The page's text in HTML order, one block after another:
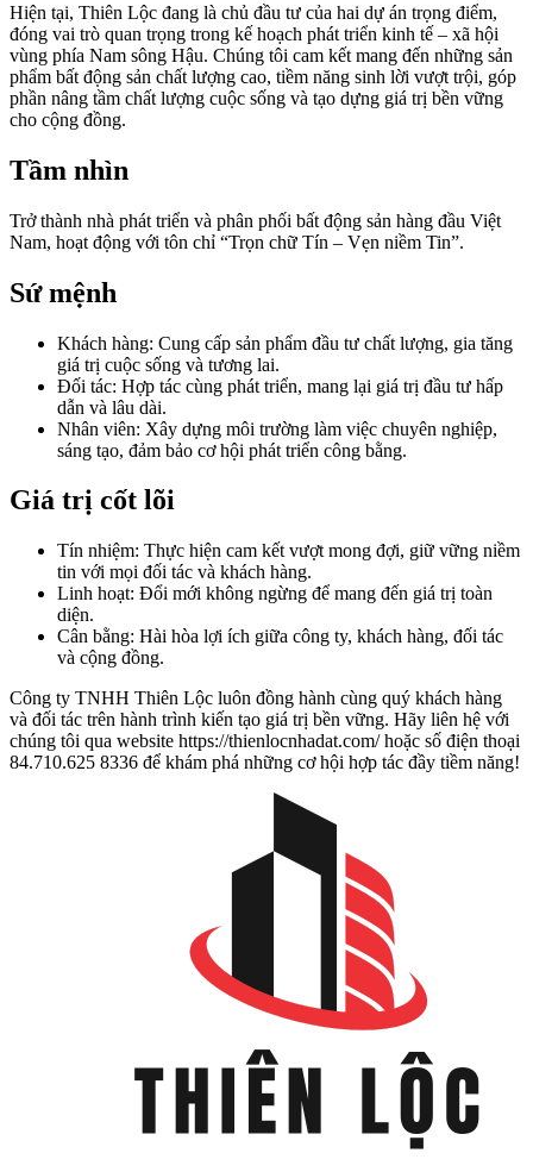
Hiện tại, Thiên Lộc đang là chủ đầu tư của hai dự án trọng điểm,
đóng vai trò quan trọng trong kế hoạch phát triển kinh tế – xã hội
vùng phía Nam sông Hậu. Chúng tôi cam kết mang đến những sản
phẩm bất động sản chất lượng cao, tiềm năng sinh lời vượt trội, góp
phần nâng tầm chất lượng cuộc sống và tạo dựng giá trị bền vững
cho cộng đồng.
Tầm nhìn
Trở thành nhà phát triển và phân phối bất động sản hàng đầu Việt
Nam, hoạt động với tôn chỉ “Trọn chữ Tín – Vẹn niềm Tin”.
Sứ mệnh
Khách hàng: Cung cấp sản phẩm đầu tư chất lượng, gia tăng
giá trị cuộc sống và tương lai.
Đối tác: Hợp tác cùng phát triển, mang lại giá trị đầu tư hấp
dẫn và lâu dài.
Nhân viên: Xây dựng môi trường làm việc chuyên nghiệp,
sáng tạo, đảm bảo cơ hội phát triển công bằng.
Giá trị cốt lõi
Tín nhiệm: Thực hiện cam kết vượt mong đợi, giữ vững niềm
tin với mọi đối tác và khách hàng.
Linh hoạt: Đổi mới không ngừng để mang đến giá trị toàn
diện.
Cân bằng: Hài hòa lợi ích giữa công ty, khách hàng, đối tác
và cộng đồng.
Công ty TNHH Thiên Lộc luôn đồng hành cùng quý khách hàng
và đối tác trên hành trình kiến tạo giá trị bền vững. Hãy liên hệ với
chúng tôi qua website https://thienlocnhadat.com/ hoặc số điện thoại
84.710.625 8336 để khám phá những cơ hội hợp tác đầy tiềm năng!